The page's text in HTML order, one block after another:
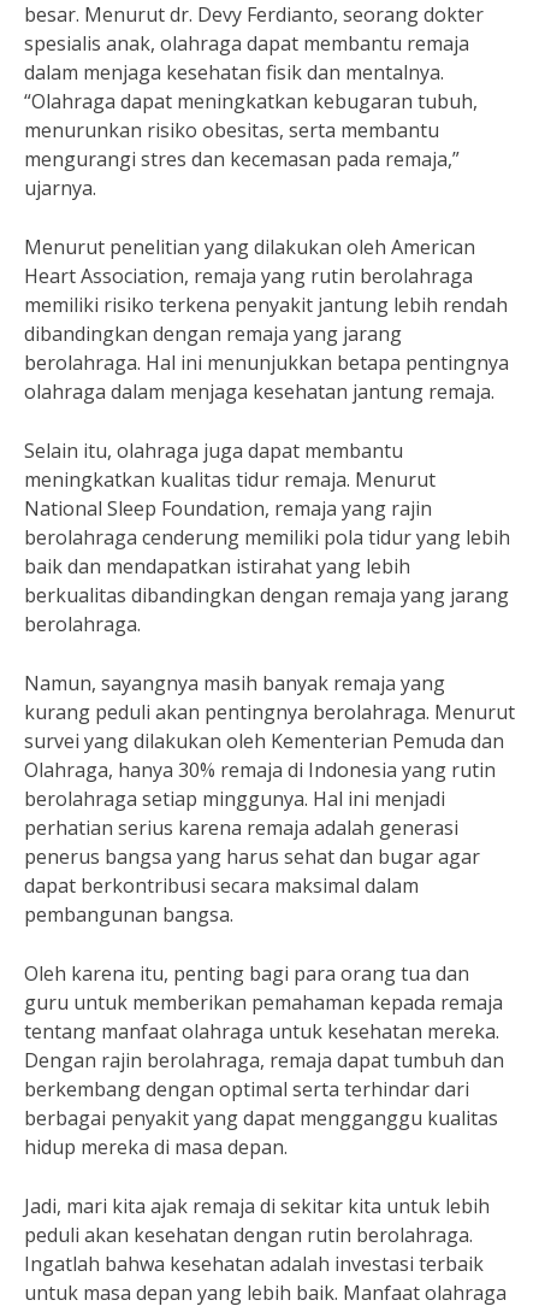
besar. Menurut dr. Devy Ferdianto, seorang dokter
spesialis anak, olahraga dapat membantu remaja
dalam menjaga kesehatan fisik dan mentalnya.
“Olahraga dapat meningkatkan kebugaran tubuh,
menurunkan risiko obesitas, serta membantu
mengurangi stres dan kecemasan pada remaja,”
ujarnya.
Menurut penelitian yang dilakukan oleh American
Heart Association, remaja yang rutin berolahraga
memiliki risiko terkena penyakit jantung lebih rendah
dibandingkan dengan remaja yang jarang
berolahraga. Hal ini menunjukkan betapa pentingnya
olahraga dalam menjaga kesehatan jantung remaja.
Selain itu, olahraga juga dapat membantu
meningkatkan kualitas tidur remaja. Menurut
National Sleep Foundation, remaja yang rajin
berolahraga cenderung memiliki pola tidur yang lebih
baik dan mendapatkan istirahat yang lebih
berkualitas dibandingkan dengan remaja yang jarang
berolahraga.
Namun, sayangnya masih banyak remaja yang
kurang peduli akan pentingnya berolahraga. Menurut
survei yang dilakukan oleh Kementerian Pemuda dan
Olahraga, hanya 30% remaja di Indonesia yang rutin
berolahraga setiap minggunya. Hal ini menjadi
perhatian serius karena remaja adalah generasi
penerus bangsa yang harus sehat dan bugar agar
dapat berkontribusi secara maksimal dalam
pembangunan bangsa.
Oleh karena itu, penting bagi para orang tua dan
guru untuk memberikan pemahaman kepada remaja
tentang manfaat olahraga untuk kesehatan mereka.
Dengan rajin berolahraga, remaja dapat tumbuh dan
berkembang dengan optimal serta terhindar dari
berbagai penyakit yang dapat mengganggu kualitas
hidup mereka di masa depan.
Jadi, mari kita ajak remaja di sekitar kita untuk lebih
peduli akan kesehatan dengan rutin berolahraga.
Ingatlah bahwa kesehatan adalah investasi terbaik
untuk masa depan yang lebih baik. Manfaat olahraga